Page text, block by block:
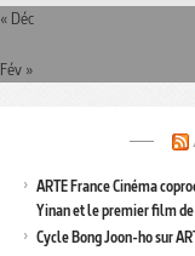
« Déc
Fév »
ARTE France Cinéma
Yinan et le premier film de
Cycle Bong Joon-ho sur